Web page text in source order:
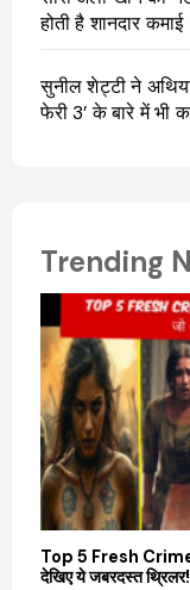
होती है शानदार कमाई
सुनील शेट्टी ने अथिया
फेरी 3’ के बारे में भी
Trending
Top 5 Fresh
देखिए ये जबरदस्त थ्रिलर!